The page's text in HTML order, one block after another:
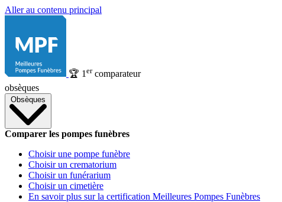
Aller au contenu principal
🏆 1 ercomparateur
obsèques
Obsèques
Comparer les pompes funèbres
Choisir une pompe funèbre
Choisir un crematorium
Choisir un funérarium
Choisir un cimetière
En savoir plus sur la certification Meilleures Pompes Funèbres